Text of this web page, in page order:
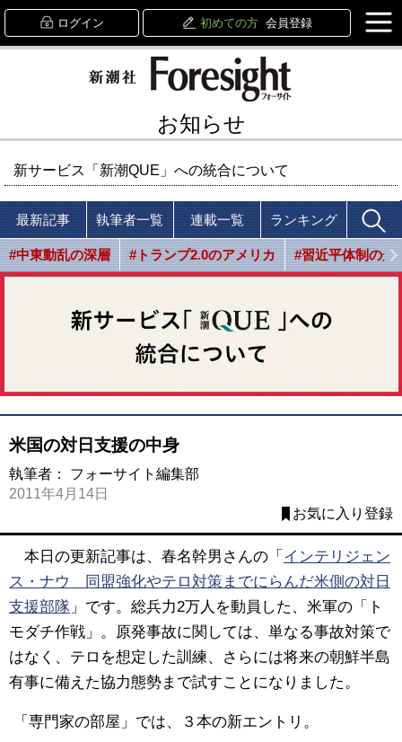
ログイン 初めての方 会員登録
お知らせ
新サービス「新潮QUE」への統合について
最新記事 執筆者一覧 連載一覧 ランキング
#中東動乱の深層 #トランプ2.0のアメリカ #習近平体制の光
米国の対日支援の中身
執筆者： フォーサイト編集部
2011年4月14日
お気に入り登録
本日の更新記事は、春名幹男さんの「 インテリジェン
ス・ナウ 同盟強化やテロ対策までにらんだ米側の対日
支援部隊 」です。総兵力2万人を動員した、米軍の「ト
モダチ作戦」。原発事故に関しては、単なる事故対策で
はなく、テロを想定した訓練、さらには将来の朝鮮半島
有事に備えた協力態勢まで試すことになりました。
「専門家の部屋」では、３本の新エントリ。